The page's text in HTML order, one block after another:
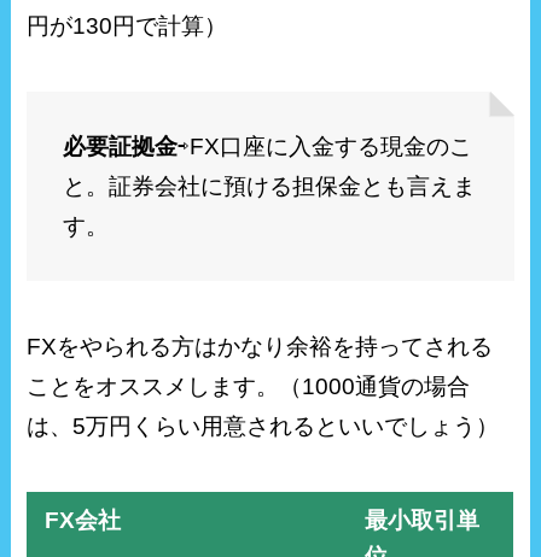
円が130円で計算）
必要証拠金⇨FX口座に入金する現金のこ
と。証券会社に預ける担保金とも言えま
す。
FXをやられる方はかなり余裕を持ってされる
ことをオススメします。（1000通貨の場合
は、5万円くらい用意されるといいでしょう）
FX会社
最小取引単